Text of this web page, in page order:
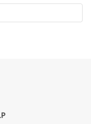
투자결과에 따라 손
드 주식회사는 사채